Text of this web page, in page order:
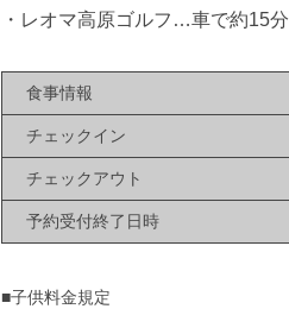
・レオマ高原ゴルフ…車で約15分
食事情報
チェックイン
チェックアウト
予約受付終了日時
■子供料金規定